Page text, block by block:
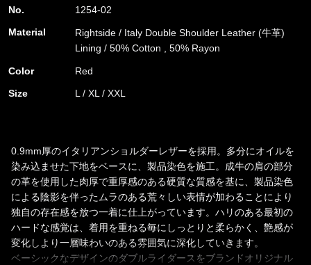
No.
1254-02
Material
Rightside / Italy Double Shoulder Leather (牛革)
Lining / 50% Cotton , 50% Rayon
Color
Red
Size
L / XL / XXL
0.9mm厚のイタリアンショルダーレザーを採用。多分にオイルを
染み込ませた下地をベースに、製品染色を施工。成牛の肩の部分
の革を使用した肉厚で重厚感のある硬質な質感を基に、製品染色
による陰影を伴ったムラのある荒々しい表情が加わることにより
独自の存在感を放つ一着に仕上がっています。ハリのある最初の
ハードな感覚は、着用を重ねる毎にしっとりと柔らかく、艶感が
変化しより一層味わいのある雰囲気に深化していきます。
ベーシックなデザインのダブルライダースをブランドオリジナル